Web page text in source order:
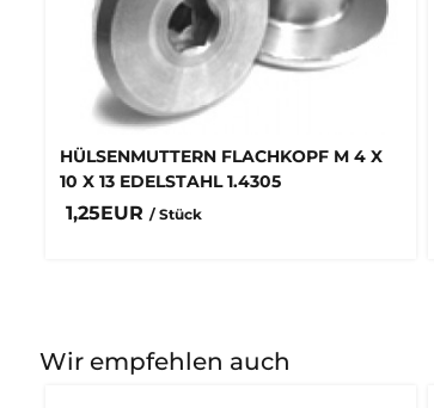
HÜLSENMUTTERN FLACHKOPF M 4 X
10 X 13 EDELSTAHL 1.4305
1,25EUR / Stück
Wir empfehlen auch